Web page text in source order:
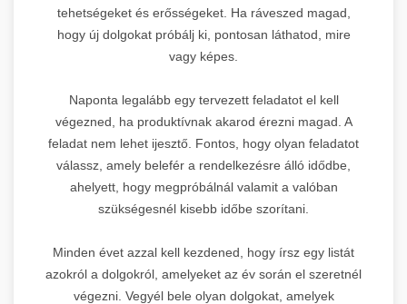
tehetségeket és erősségeket. Ha ráveszed magad,
hogy új dolgokat próbálj ki, pontosan láthatod, mire
vagy képes.
Naponta legalább egy tervezett feladatot el kell
végezned, ha produktívnak akarod érezni magad. A
feladat nem lehet ijesztő. Fontos, hogy olyan feladatot
válassz, amely belefér a rendelkezésre álló idődbe,
ahelyett, hogy megpróbálnál valamit a valóban
szükségesnél kisebb időbe szorítani.
Minden évet azzal kell kezdened, hogy írsz egy listát
azokról a dolgokról, amelyeket az év során el szeretnél
végezni. Vegyél bele olyan dolgokat, amelyek